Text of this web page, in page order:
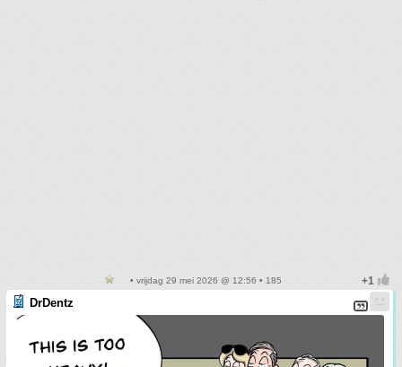
• vrijdag 29 mei 2026 @ 12:56 • 185
DrDentz